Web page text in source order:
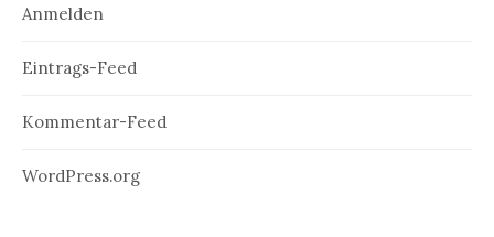
Anmelden
Eintrags-Feed
Kommentar-Feed
WordPress.org